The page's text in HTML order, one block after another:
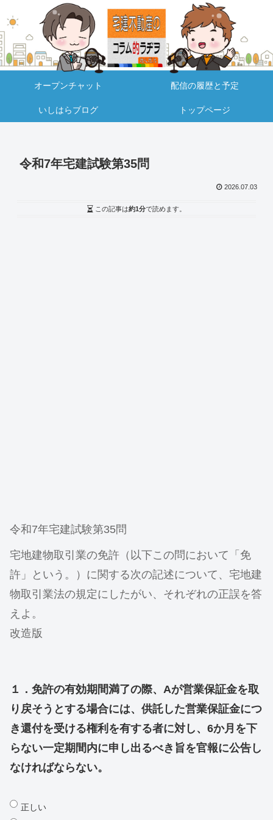
オープンチャット 配信の履歴と予定
いしはらブログ トップページ
令和7年宅建試験第35問
2026.07.03
この記事は約1分で読めます。
令和7年宅建試験第35問
宅地建物取引業の免許（以下この問において「免
許」という。）に関する次の記述について、宅地建
物取引業法の規定にしたがい、それぞれの正誤を答
えよ。
改造版
１．免許の有効期間満了の際、Aが営業保証金を取
り戻そうとする場合には、供託した営業保証金につ
き還付を受ける権利を有する者に対し、6か月を下
らない一定期間内に申し出るべき旨を官報に公告し
なければならない。
正しい